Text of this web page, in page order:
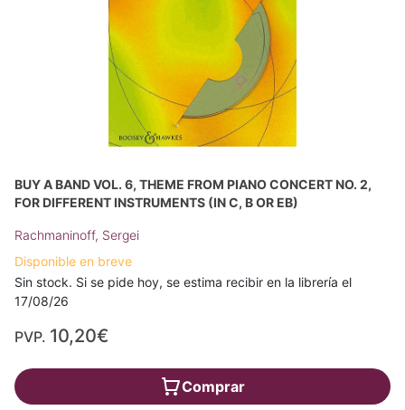
BUY A BAND VOL. 6, THEME FROM PIANO CONCERT NO. 2,
FOR DIFFERENT INSTRUMENTS (IN C, B OR EB)
Rachmaninoff, Sergei
Disponible en breve
Sin stock. Si se pide hoy, se estima recibir en la librería el
17/08/26
PVP. 10,20€
Comprar